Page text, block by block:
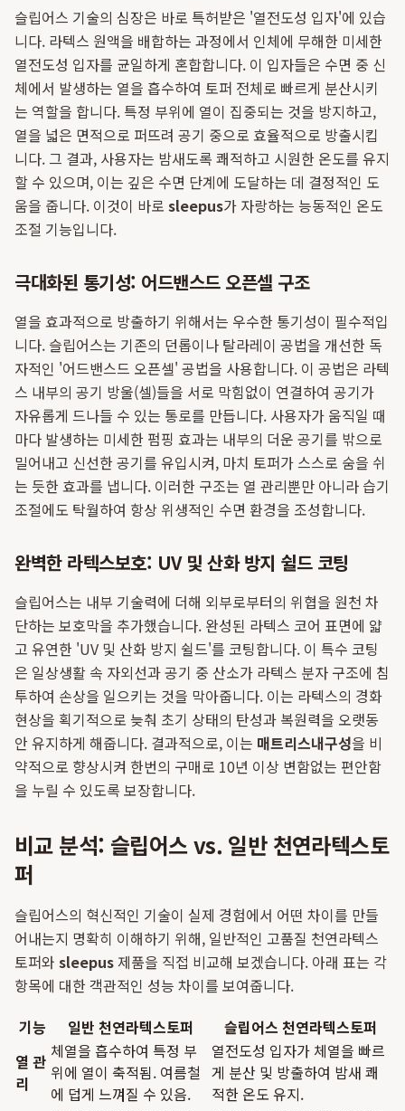
슬립어스 기술의 심장은 바로 특허받은 '열전도성 입자'에 있습
니다. 라텍스 원액을 배합하는 과정에서 인체에 무해한 미세한
열전도성 입자를 균일하게 혼합합니다. 이 입자들은 수면 중 신
체에서 발생하는 열을 흡수하여 토퍼 전체로 빠르게 분산시키
는 역할을 합니다. 특정 부위에 열이 집중되는 것을 방지하고,
열을 넓은 면적으로 퍼뜨려 공기 중으로 효율적으로 방출시킵
니다. 그 결과, 사용자는 밤새도록 쾌적하고 시원한 온도를 유지
할 수 있으며, 이는 깊은 수면 단계에 도달하는 데 결정적인 도
움을 줍니다. 이것이 바로 sleepus가 자랑하는 능동적인 온도
조절 기능입니다.
극대화된 통기성: 어드밴스드 오픈셀 구조
열을 효과적으로 방출하기 위해서는 우수한 통기성이 필수적입
니다. 슬립어스는 기존의 던롭이나 탈라레이 공법을 개선한 독
자적인 '어드밴스드 오픈셀' 공법을 사용합니다. 이 공법은 라텍
스 내부의 공기 방울(셀)들을 서로 막힘없이 연결하여 공기가
자유롭게 드나들 수 있는 통로를 만듭니다. 사용자가 움직일 때
마다 발생하는 미세한 펌핑 효과는 내부의 더운 공기를 밖으로
밀어내고 신선한 공기를 유입시켜, 마치 토퍼가 스스로 숨을 쉬
는 듯한 효과를 냅니다. 이러한 구조는 열 관리뿐만 아니라 습기
조절에도 탁월하여 항상 위생적인 수면 환경을 조성합니다.
완벽한 라텍스보호: UV 및 산화 방지 쉴드 코팅
슬립어스는 내부 기술력에 더해 외부로부터의 위협을 원천 차
단하는 보호막을 추가했습니다. 완성된 라텍스 코어 표면에 얇
고 유연한 'UV 및 산화 방지 쉴드'를 코팅합니다. 이 특수 코팅
은 일상생활 속 자외선과 공기 중 산소가 라텍스 분자 구조에 침
투하여 손상을 일으키는 것을 막아줍니다. 이는 라텍스의 경화
현상을 획기적으로 늦춰 초기 상태의 탄성과 복원력을 오랫동
안 유지하게 해줍니다. 결과적으로, 이는 매트리스내구성을 비
약적으로 향상시켜 한번의 구매로 10년 이상 변함없는 편안함
을 누릴 수 있도록 보장합니다.
비교 분석: 슬립어스 vs. 일반 천연라텍스토
퍼
슬립어스의 혁신적인 기술이 실제 경험에서 어떤 차이를 만들
어내는지 명확히 이해하기 위해, 일반적인 고품질 천연라텍스
토퍼와 sleepus제품을 직접 비교해 보겠습니다. 아래 표는 각
항목에 대한 객관적인 성능 차이를 보여줍니다.
기능
일반 천연라텍스토퍼
슬립어스 천연라텍스토퍼
열 관
리
체열을 흡수하여 특정 부
위에 열이 축적됨. 여름철
에 덥게 느껴질 수 있음.
열전도성 입자가 체열을 빠르
게 분산 및 방출하여 밤새 쾌
적한 온도 유지.